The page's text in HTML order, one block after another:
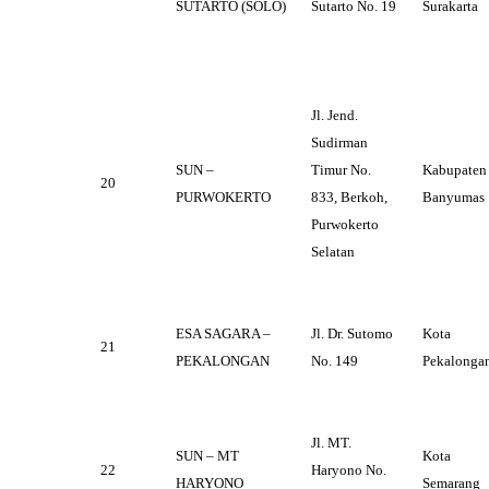
SUTARTO (SOLO)
Sutarto No. 19 Surakarta
20
SUN –
PURWOKERTO
Jl. Jend.
Sudirman
Timur No.
833, Berkoh,
Purwokerto
Selatan
Kabupaten
Banyumas
21
ESA SAGARA –
PEKALONGAN
Jl. Dr. Sutomo
No. 149
Kota
22
SUN – MT
HARYONO
Jl. MT.
Haryono No.
Kota
Semarang